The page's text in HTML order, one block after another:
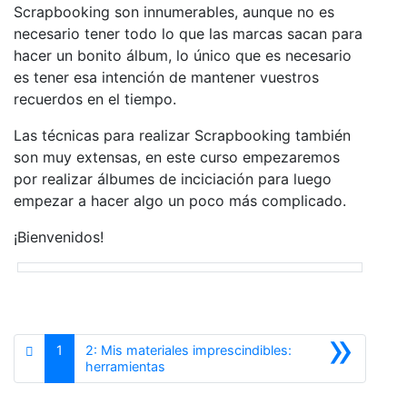
Scrapbooking son innumerables, aunque no es
necesario tener todo lo que las marcas sacan para
hacer un bonito álbum, lo único que es necesario
es tener esa intención de mantener vuestros
recuerdos en el tiempo.
Las técnicas para realizar Scrapbooking también
son muy extensas, en este curso empezaremos
por realizar álbumes de inciciación para luego
empezar a hacer algo un poco más complicado.
¡Bienvenidos!
1 »
2: Mis materiales imprescindibles:
herramientas